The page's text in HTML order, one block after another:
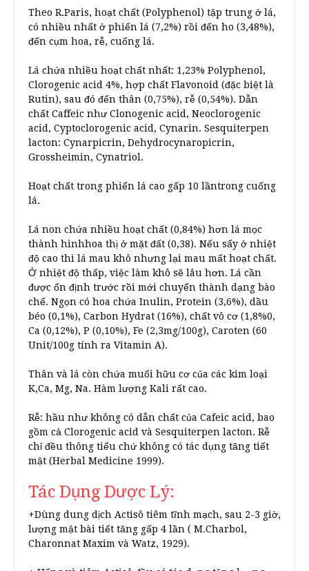
Theo R.Paris, hoạt chất (Polyphenol) tập trung ở lá,
có nhiều nhất ở phiến lá (7,2%) rồi đến ho (3,48%),
đến cụm hoa, rễ, cuống lá.
Lá chứa nhiều hoạt chất nhất: 1,23% Polyphenol,
Clorogenic acid 4%, hợp chất Flavonoid (đặc biệt là
Rutin), sau đó đến thân (0,75%), rễ (0,54%). Dẫn
chất Caffeic như Clonogenic acid, Neoclorogenic
acid, Cyptoclorogenic acid, Cynarin. Sesquiterpen
lacton: Cynarpicrin, Dehydrocynaropicrin,
Grossheimin, Cynatriol.
Hoạt chất trong phiến lá cao gấp 10 lầntrong cuống
lá.
Lá non chứa nhiều hoạt chất (0,84%) hơn lá mọc
thành hìnhhoa thị ở mặt đất (0,38). Nếu sấy ở nhiệt
độ cao thì lá mau khô nhưng lại mau mất hoạt chất.
Ở nhiệt độ thấp, việc làm khô sẽ lâu hơn. Lá cần
được ổn định trước rồi mới chuyển thành dạng bào
chế. Ngọn có hoa chứa Inulin, Protein (3,6%), dầu
béo (0,1%), Carbon Hydrat (16%), chất vô cơ (1,8%0,
Ca (0,12%), P (0,10%), Fe (2,3mg/100g), Caroten (60
Unit/100g tính ra Vitamin A).
Thân và lá còn chứa muối hữu cơ của các kim loại
K,Ca, Mg, Na. Hàm lượng Kali rất cao.
Rễ: hầu như không có dẫn chất của Cafeic acid, bao
gồm cả Clorogenic acid và Sesquiterpen lacton. Rễ
chỉ đều thông tiểu chứ không có tác dụng tăng tiết
mật (Herbal Medicine 1999).
Tác Dụng Dược Lý:
+Dùng dung dịch Actisô tiêm tĩnh mạch, sau 2-3 giờ,
lượng mật bài tiết tăng gấp 4 lần ( M.Charbol,
Charonnat Maxim và Watz, 1929).